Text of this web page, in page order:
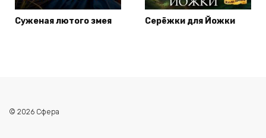
Суженая лютого змея Серёжки для Йожки
© 2026 Сфера